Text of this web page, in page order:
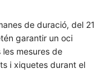
de duració, del 21
garantir un oci
mesures de
i xiquetes durant el